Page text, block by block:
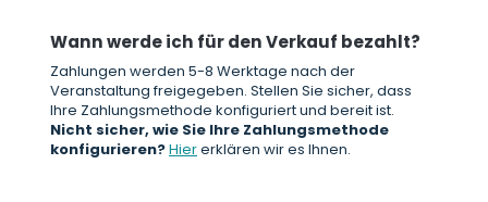
Wann werde ich für den Verkauf bezahlt?
Zahlungen werden 5-8 Werktage nach der
Veranstaltung freigegeben. Stellen Sie sicher, dass
Ihre Zahlungsmethode konfiguriert und bereit ist.
Nicht sicher, wie Sie Ihre Zahlungsmethode
konfigurieren?Hiererklären wir es Ihnen.